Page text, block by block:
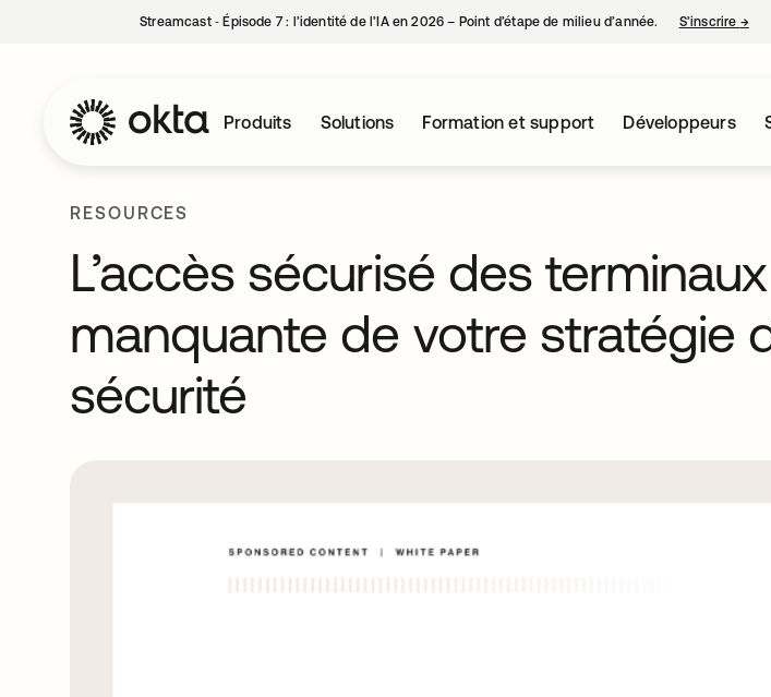
Streamcast ‑ Épisode 7 : l’identité de l’IA en 2026 – Point d’étape de milieu d’année. S’inscrire →
Produits Solutions Formation et support Développeurs
RESOURCES
L’accès sécurisé des
manquante de votre stratégie
sécurité